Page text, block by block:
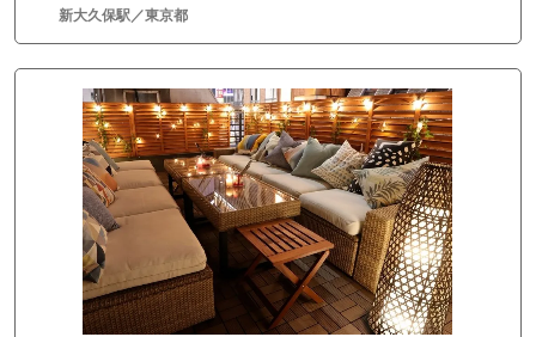
新大久保駅／東京都